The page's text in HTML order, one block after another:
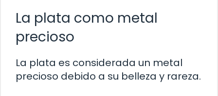
La plata como metal
precioso
La plata es considerada un metal
precioso debido a su belleza y rareza.